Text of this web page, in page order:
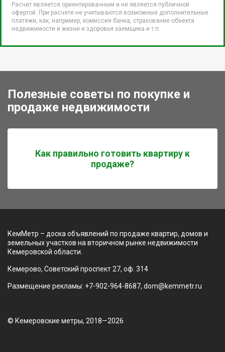
Расчет является ориентировачным и не является публичной
офертой. При расчете не учитываются возможные дополнительные
платежи, как, например, комиссия банка, страхование объекта
недвижимости и жизни и здоровья заемщика и т.п.
Полезные советы по покупке и
продаже недвижимости
Как правильно готовить квартиру к
продаже?
КемМетр – доска объявлений по продаже квартир, домов и
земельных участков на вторичном рынке недвижимости
Кемеровской области.
Кемерово, Советский проспект 27, оф. 314
Размещение рекламы: +7-902-964-8687, dom@kemmetr.ru
© Кемеровские метры, 2018—2026